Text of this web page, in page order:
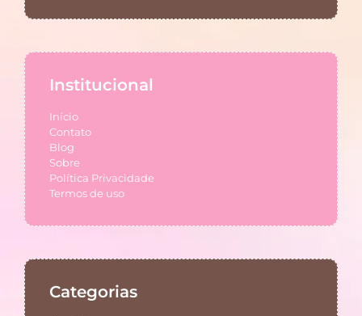
Institucional
Início
Contato
Blog
Sobre
Política Privacidade
Termos de uso
Categorias